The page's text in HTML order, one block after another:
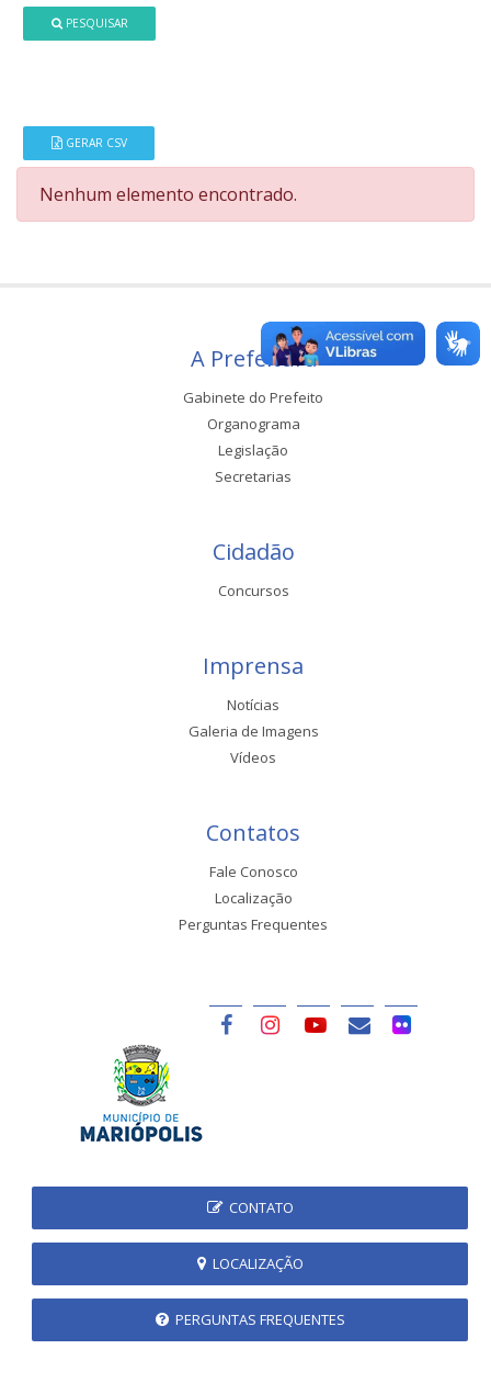
PESQUISAR
GERAR CSV
Nenhum elemento encontrado.
A Prefeitura
Gabinete do Prefeito
Organograma
Legislação
Secretarias
Cidadão
Concursos
Imprensa
Notícias
Galeria de Imagens
Vídeos
Contatos
Fale Conosco
Localização
Perguntas Frequentes
CONTATO
LOCALIZAÇÃO
PERGUNTAS FREQUENTES